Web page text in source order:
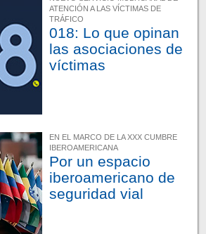
ATENCIÓN A LAS VÍCTIMAS DE
TRÁFICO
018: Lo que opinan
las asociaciones de
víctimas
EN EL MARCO DE LA XXX CUMBRE
IBEROAMERICANA
Por un espacio
iberoamericano de
seguridad vial